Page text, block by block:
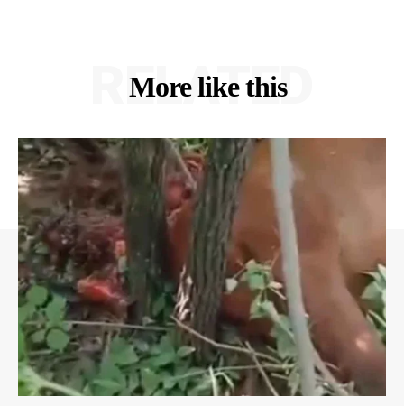
More like this
RELATED